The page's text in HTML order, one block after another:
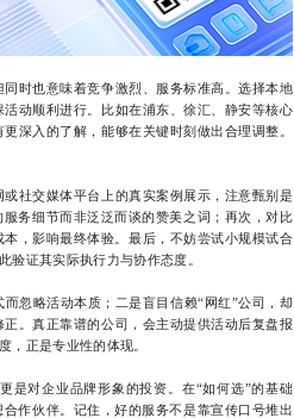
时也意味着竞争激烈、服务标准高。选择本地
动顺利进行。比如在浦东、徐汇、静安等核心
深入的了解，能够在关键时刻做出合理调整。
社交媒体平台上的真实案例展示，注意甄别是
务细节而非泛泛而谈的赞美之词；再次，对比
，影响最终体验。最后，不妨尝试小规模试合
验证其实际执行力与协作态度。
忽略活动本质；二是盲目信赖“网红”公司，却
。真正靠谱的公司，会主动提供活动后复盘报
，正是专业性的体现。
对企业品牌形象的投资。在“如何选”的基础
作伙伴。记住，好的服务不是靠宣传口号堆出